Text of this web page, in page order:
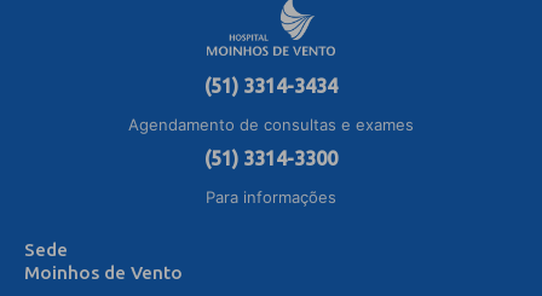
(51) 3314-3434
Agendamento de consultas e exames
(51) 3314-3300
Para informações
Sede
Moinhos de Vento